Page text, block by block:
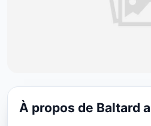
À propos de Baltard